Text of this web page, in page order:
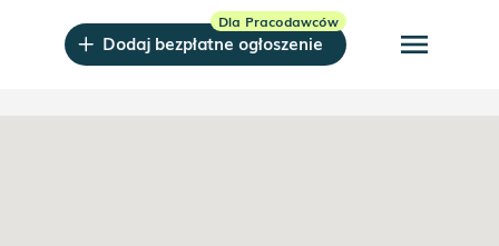
Dodaj bezpłatne ogłoszenie menu